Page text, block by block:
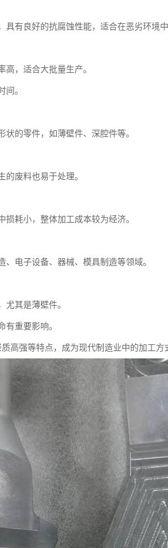
有良好的抗腐蚀性能，适合在恶劣环境
，适合大批量生产。
间。
的零件，如薄壁件、深腔件等。
废料也易于处理。
耗小，整体加工成本较为经济。
电子设备、器械、模具制造等领域。
其是薄壁件。
重要影响。
高强等特点，成为现代制造业中的加工方